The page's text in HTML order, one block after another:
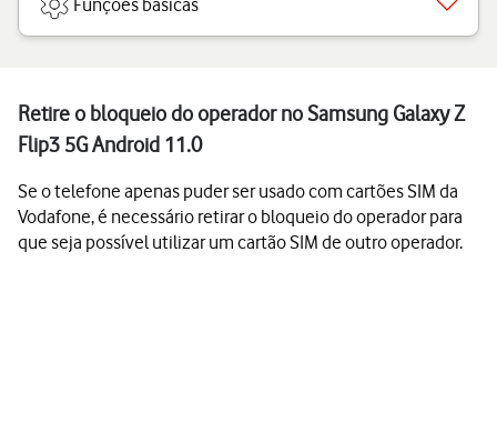
Funções básicas
Retire o bloqueio do operador no Samsung Galaxy Z
Flip3 5G Android 11.0
Se o telefone apenas puder ser usado com cartões SIM da
Vodafone, é necessário retirar o bloqueio do operador para
que seja possível utilizar um cartão SIM de outro operador.